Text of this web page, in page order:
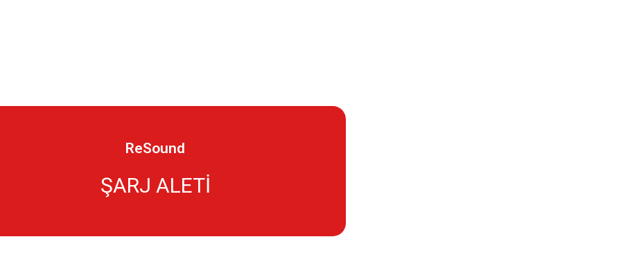
ReSound
ŞARJ ALETİ